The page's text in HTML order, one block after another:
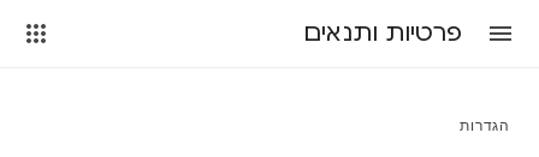
פרטיות ותנאים
הגדרות